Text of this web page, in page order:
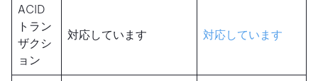
ACID
トラン
ザクシ
ョン
対応しています 対応しています